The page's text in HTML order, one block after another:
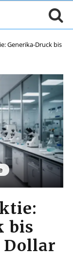
Generika-Druck bis
bis
Dollar